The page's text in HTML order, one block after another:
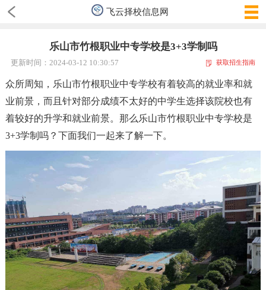
飞云择校信息网
乐山市竹根职业中专学校是3+3学制吗
更新时间：2024-03-12 10:30:57 获取招生指南
众所周知 ， 乐山市竹根职业中专学校有着较高的就业率和就
业前景， 而且针对部分成绩不太好的中学生选择该院校也有
着较好的升学和就业前景。那么乐山市竹根职业中专学校是
3+3学制吗？ 下面我们一起来了解一下。